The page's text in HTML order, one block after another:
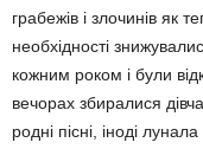
гра­бежів і злочинів як
необхід­ності
кожним роком і були
вечорах збиралися
родні пісні, іноді